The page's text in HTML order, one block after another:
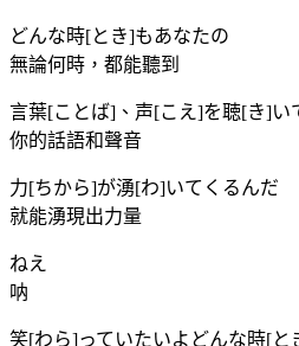
どんな時[とき]もあなたの
無論何時，都能聽到
言葉[ことば]、声[こえ]を聴[き]い
你的話語和聲音
力[ちから]が湧[わ]いてくるんだ
就能湧現出力量
ねえ
呐
笑[わら]っていたいよどんな時[と